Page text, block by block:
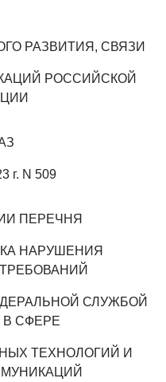
РАЗВИТИЯ, СВЯЗИ
РОССИЙСКОЙ
г. N 509
ПЕРЕЧНЯ
НАРУШЕНИЯ
СЛУЖБОЙ
В СФЕРЕ
ТЕХНОЛОГИЙ И